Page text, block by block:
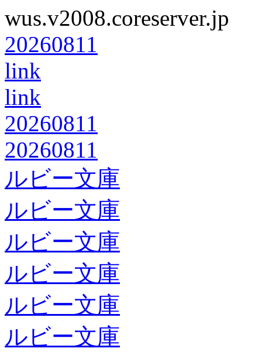
wus.v2008.coreserver.jp
20260811
link
link
20260811
20260811
ルビー文庫
ルビー文庫
ルビー文庫
ルビー文庫
ルビー文庫
ルビー文庫